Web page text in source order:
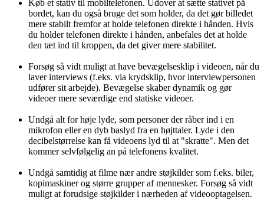
Køb et stativ til mobiltelefonen. Udover at sætte stativet på
bordet, kan du også bruge det som holder, da det gør billedet
mere stabilt fremfor at holde telefonen direkte i hånden. Hvis
du holder telefonen direkte i hånden, anbefales det at holde
den tæt ind til kroppen, da det giver mere stabilitet.
Forsøg så vidt muligt at have bevægelsesklip i videoen, når du
laver interviews (f.eks. via krydsklip, hvor interviewpersonen
udfører sit arbejde). Bevægelse skaber dynamik og gør
videoer mere seværdige end statiske videoer.
Undgå alt for høje lyde, som personer der råber ind i en
mikrofon eller en dyb baslyd fra en højttaler. Lyde i den
decibelstørrelse kan få videoens lyd til at "skratte". Men det
kommer selvfølgelig an på telefonens kvalitet.
Undgå samtidig at filme nær andre støjkilder som f.eks. biler,
kopimaskiner og større grupper af mennesker. Forsøg så vidt
muligt at forudsige støjkilder i nærheden af videooptagelsen.